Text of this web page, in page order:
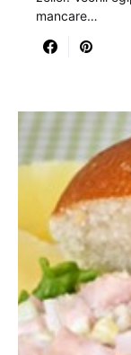
mancare…